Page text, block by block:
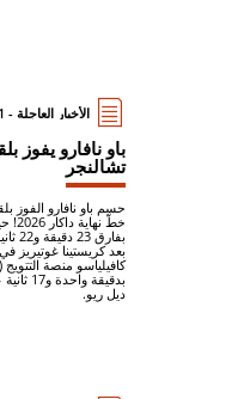
الأخبار العاجلة - 17/01 14:55 [GMT +3] - سيارات
باو نافارو يفوز
تشالنجر
حسم باو نافارو الفوز
خطّ
ديل ريو.